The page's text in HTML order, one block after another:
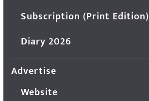
Subscription (Print Edition)
Diary 2026
Advertise
Website